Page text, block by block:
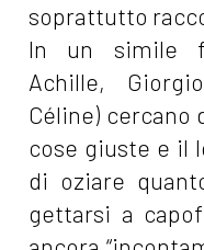
soprattutto
In un simile
Achille,
Céline) cercano
cose giuste e il
di oziare
gettarsi a